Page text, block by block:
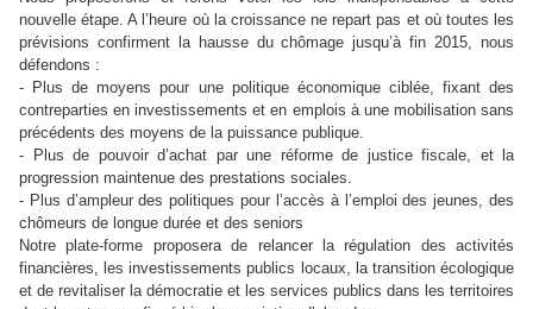
nouvelle étape. A l’heure où la croissance ne repart pas et où toutes les
prévisions confirment la hausse du chômage jusqu’à fin 2015, nous
défendons :
- Plus de moyens pour une politique économique ciblée, fixant des
contreparties en investissements et en emplois à une mobilisation sans
précédents des moyens de la puissance publique.
- Plus de pouvoir d’achat par une réforme de justice fiscale, et la
progression maintenue des prestations sociales.
- Plus d’ampleur des politiques pour l’accès à l’emploi des jeunes, des
chômeurs de longue durée et des seniors
Notre plate-forme proposera de relancer la régulation des activités
financières, les investissements publics locaux, la transition écologique
et de revitaliser la démocratie et les services publics dans les territoires